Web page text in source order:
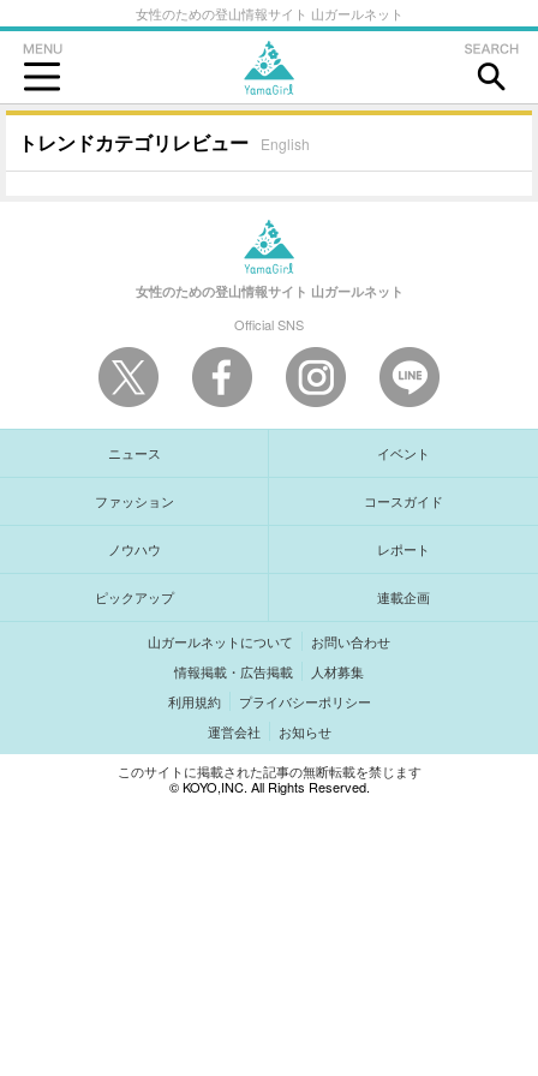
女性のための登山情報サイト 山ガールネット
トレンドカテゴリレビュー English
女性のための登山情報サイト 山ガールネット
Official SNS
ニュース イベント
ファッション コースガイド
ノウハウ レポート
ピックアップ 連載企画
山ガールネットについて
お問い合わせ
情報掲載・広告掲載
人材募集
利用規約
プライバシーポリシー
運営会社
お知らせ
このサイトに掲載された記事の無断転載を禁じます
© KOYO,INC. All Rights Reserved.